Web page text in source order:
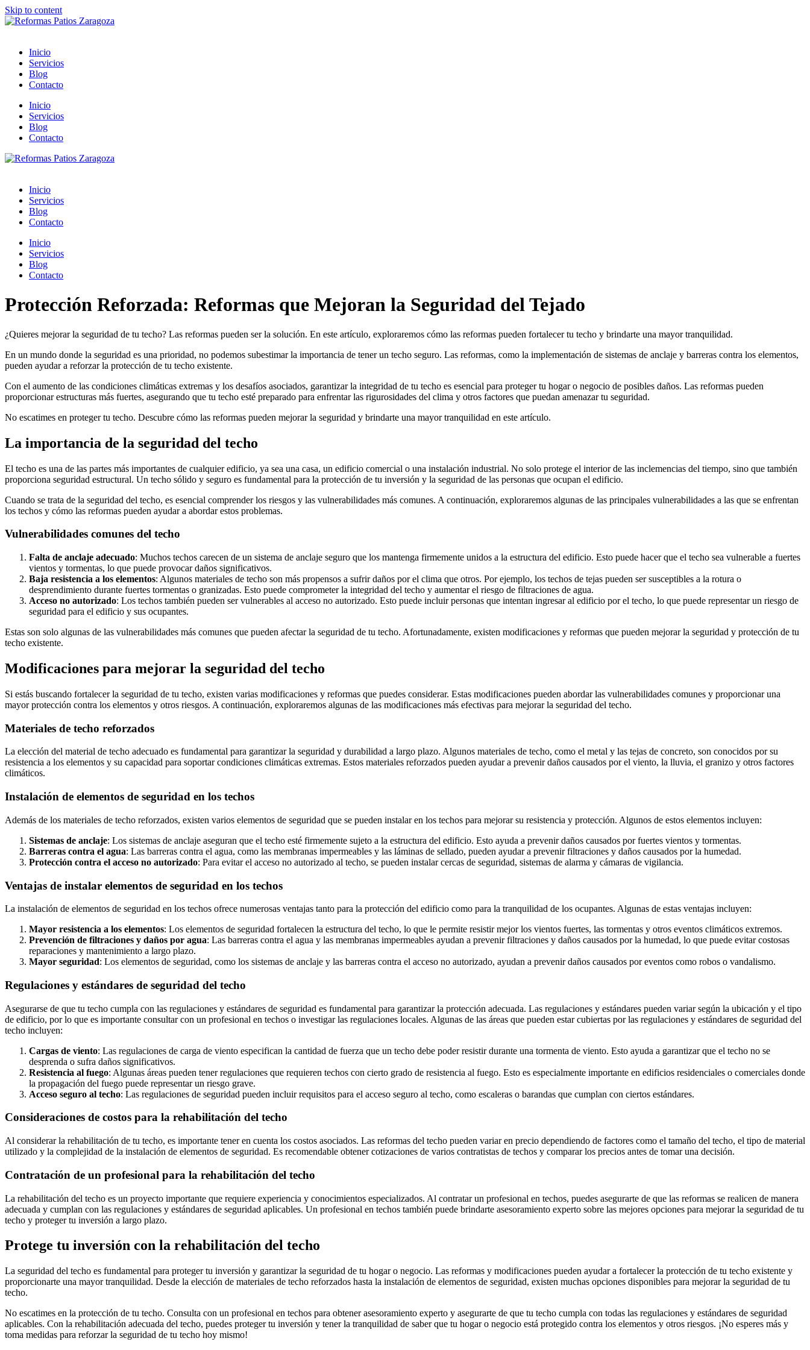
Skip to content
Inicio
Servicios
Blog
Contacto
Inicio
Servicios
Blog
Contacto
Inicio
Servicios
Blog
Contacto
Inicio
Servicios
Blog
Contacto
Protección Reforzada: Reformas que Mejoran la Seguridad del Tejado
¿Quieres mejorar la seguridad de tu techo? Las reformas pueden ser la solución. En este artículo, exploraremos cómo las reformas pueden fortalecer tu techo y brindarte una mayor tranquilidad.
En un mundo donde la seguridad es una prioridad, no podemos subestimar la importancia de tener un techo seguro. Las reformas, como la implementación de sistemas de anclaje y barreras contra los elementos,
pueden ayudar a reforzar la protección de tu techo existente.
Con el aumento de las condiciones climáticas extremas y los desafíos asociados, garantizar la integridad de tu techo es esencial para proteger tu hogar o negocio de posibles daños. Las reformas pueden
proporcionar estructuras más fuertes, asegurando que tu techo esté preparado para enfrentar las rigurosidades del clima y otros factores que puedan amenazar tu seguridad.
No escatimes en proteger tu techo. Descubre cómo las reformas pueden mejorar la seguridad y brindarte una mayor tranquilidad en este artículo.
La importancia de la seguridad del techo
El techo es una de las partes más importantes de cualquier edificio, ya sea una casa, un edificio comercial o una instalación industrial. No solo protege el interior de las inclemencias del tiempo, sino que también
proporciona seguridad estructural. Un techo sólido y seguro es fundamental para la protección de tu inversión y la seguridad de las personas que ocupan el edificio.
Cuando se trata de la seguridad del techo, es esencial comprender los riesgos y las vulnerabilidades más comunes. A continuación, exploraremos algunas de las principales vulnerabilidades a las que se enfrentan
los techos y cómo las reformas pueden ayudar a abordar estos problemas.
Vulnerabilidades comunes del techo
Falta de anclaje adecuado: Muchos techos carecen de un sistema de anclaje seguro que los mantenga firmemente unidos a la estructura del edificio. Esto puede hacer que el techo sea vulnerable a fuertes
vientos y tormentas, lo que puede provocar daños significativos.
Baja resistencia a los elementos: Algunos materiales de techo son más propensos a sufrir daños por el clima que otros. Por ejemplo, los techos de tejas pueden ser susceptibles a la rotura o
desprendimiento durante fuertes tormentas o granizadas. Esto puede comprometer la integridad del techo y aumentar el riesgo de filtraciones de agua.
Acceso no autorizado: Los techos también pueden ser vulnerables al acceso no autorizado. Esto puede incluir personas que intentan ingresar al edificio por el techo, lo que puede representar un riesgo de
seguridad para el edificio y sus ocupantes.
Estas son solo algunas de las vulnerabilidades más comunes que pueden afectar la seguridad de tu techo. Afortunadamente, existen modificaciones y reformas que pueden mejorar la seguridad y protección de tu
techo existente.
Modificaciones para mejorar la seguridad del techo
Si estás buscando fortalecer la seguridad de tu techo, existen varias modificaciones y reformas que puedes considerar. Estas modificaciones pueden abordar las vulnerabilidades comunes y proporcionar una
mayor protección contra los elementos y otros riesgos. A continuación, exploraremos algunas de las modificaciones más efectivas para mejorar la seguridad del techo.
Materiales de techo reforzados
La elección del material de techo adecuado es fundamental para garantizar la seguridad y durabilidad a largo plazo. Algunos materiales de techo, como el metal y las tejas de concreto, son conocidos por su
resistencia a los elementos y su capacidad para soportar condiciones climáticas extremas. Estos materiales reforzados pueden ayudar a prevenir daños causados por el viento, la lluvia, el granizo y otros factores
climáticos.
Instalación de elementos de seguridad en los techos
Además de los materiales de techo reforzados, existen varios elementos de seguridad que se pueden instalar en los techos para mejorar su resistencia y protección. Algunos de estos elementos incluyen:
Sistemas de anclaje: Los sistemas de anclaje aseguran que el techo esté firmemente sujeto a la estructura del edificio. Esto ayuda a prevenir daños causados por fuertes vientos y tormentas.
Barreras contra el agua: Las barreras contra el agua, como las membranas impermeables y las láminas de sellado, pueden ayudar a prevenir filtraciones y daños causados por la humedad.
Protección contra el acceso no autorizado: Para evitar el acceso no autorizado al techo, se pueden instalar cercas de seguridad, sistemas de alarma y cámaras de vigilancia.
Ventajas de instalar elementos de seguridad en los techos
La instalación de elementos de seguridad en los techos ofrece numerosas ventajas tanto para la protección del edificio como para la tranquilidad de los ocupantes. Algunas de estas ventajas incluyen:
Mayor resistencia a los elementos: Los elementos de seguridad fortalecen la estructura del techo, lo que le permite resistir mejor los vientos fuertes, las tormentas y otros eventos climáticos extremos.
Prevención de filtraciones y daños por agua: Las barreras contra el agua y las membranas impermeables ayudan a prevenir filtraciones y daños causados por la humedad, lo que puede evitar costosas
reparaciones y mantenimiento a largo plazo.
Mayor seguridad: Los elementos de seguridad, como los sistemas de anclaje y las barreras contra el acceso no autorizado, ayudan a prevenir daños causados por eventos como robos o vandalismo.
Regulaciones y estándares de seguridad del techo
Asegurarse de que tu techo cumpla con las regulaciones y estándares de seguridad es fundamental para garantizar la protección adecuada. Las regulaciones y estándares pueden variar según la ubicación y el tipo
de edificio, por lo que es importante consultar con un profesional en techos o investigar las regulaciones locales. Algunas de las áreas que pueden estar cubiertas por las regulaciones y estándares de seguridad del
techo incluyen:
Cargas de viento: Las regulaciones de carga de viento especifican la cantidad de fuerza que un techo debe poder resistir durante una tormenta de viento. Esto ayuda a garantizar que el techo no se
desprenda o sufra daños significativos.
Resistencia al fuego: Algunas áreas pueden tener regulaciones que requieren techos con cierto grado de resistencia al fuego. Esto es especialmente importante en edificios residenciales o comerciales donde
la propagación del fuego puede representar un riesgo grave.
Acceso seguro al techo: Las regulaciones de seguridad pueden incluir requisitos para el acceso seguro al techo, como escaleras o barandas que cumplan con ciertos estándares.
Consideraciones de costos para la rehabilitación del techo
Al considerar la rehabilitación de tu techo, es importante tener en cuenta los costos asociados. Las reformas del techo pueden variar en precio dependiendo de factores como el tamaño del techo, el tipo de material
utilizado y la complejidad de la instalación de elementos de seguridad. Es recomendable obtener cotizaciones de varios contratistas de techos y comparar los precios antes de tomar una decisión.
Contratación de un profesional para la rehabilitación del techo
La rehabilitación del techo es un proyecto importante que requiere experiencia y conocimientos especializados. Al contratar un profesional en techos, puedes asegurarte de que las reformas se realicen de manera
adecuada y cumplan con las regulaciones y estándares de seguridad aplicables. Un profesional en techos también puede brindarte asesoramiento experto sobre las mejores opciones para mejorar la seguridad de tu
techo y proteger tu inversión a largo plazo.
Protege tu inversión con la rehabilitación del techo
La seguridad del techo es fundamental para proteger tu inversión y garantizar la seguridad de tu hogar o negocio. Las reformas y modificaciones pueden ayudar a fortalecer la protección de tu techo existente y
proporcionarte una mayor tranquilidad. Desde la elección de materiales de techo reforzados hasta la instalación de elementos de seguridad, existen muchas opciones disponibles para mejorar la seguridad de tu
techo.
No escatimes en la protección de tu techo. Consulta con un profesional en techos para obtener asesoramiento experto y asegurarte de que tu techo cumpla con todas las regulaciones y estándares de seguridad
aplicables. Con la rehabilitación adecuada del techo, puedes proteger tu inversión y tener la tranquilidad de saber que tu hogar o negocio está protegido contra los elementos y otros riesgos. ¡No esperes más y
toma medidas para reforzar la seguridad de tu techo hoy mismo!